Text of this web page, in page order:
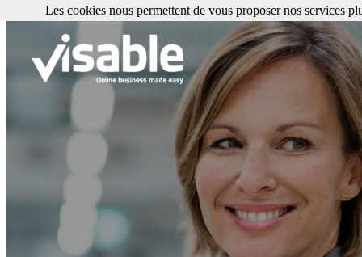
Les cookies nous permettent de vous proposer nos services